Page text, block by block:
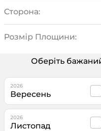
Сторона:
Розмір Площини:
Оберіть
2026
Вересень
2026
Листопад